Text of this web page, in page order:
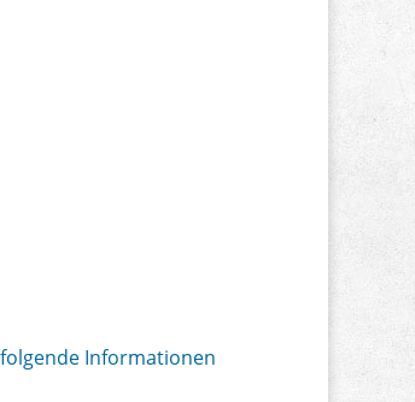
Informationen